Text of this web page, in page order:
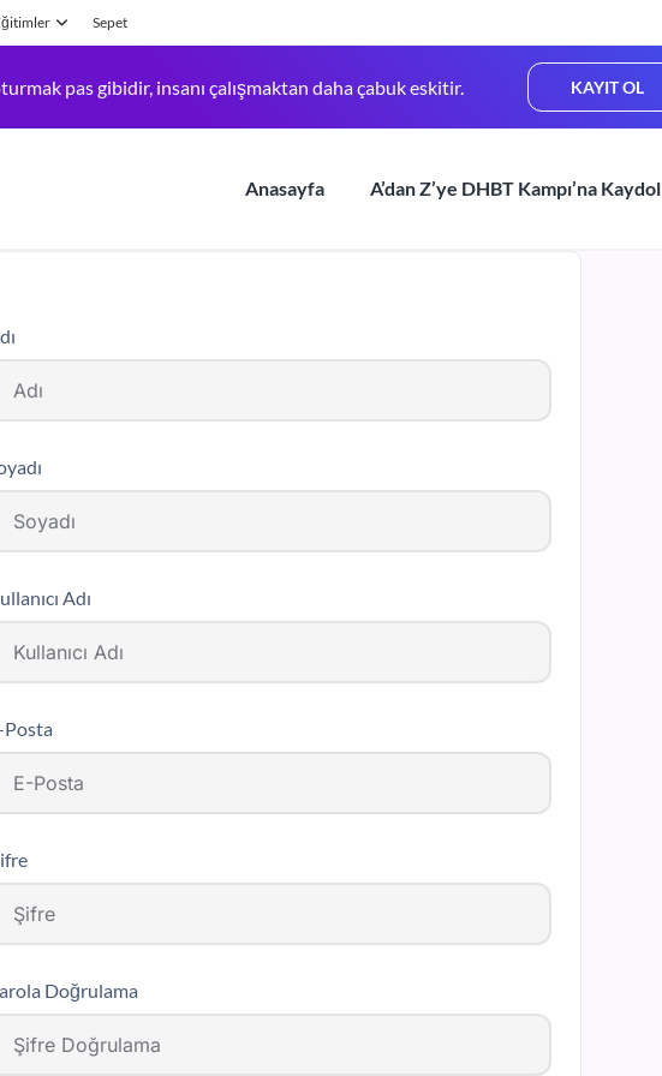
Sepet
pas gibidir, insanı çalışmaktan daha çabuk eskitir. KAYIT OL
Anasayfa A’dan Z’ye DHBT Kampı’na Kaydol
Adı
Posta
Doğrulama